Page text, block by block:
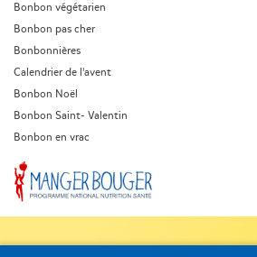
Bonbon végétarien
Bonbon pas cher
Bonbonnières
Calendrier de l'avent
Bonbon Noël
Bonbon Saint- Valentin
Bonbon en vrac